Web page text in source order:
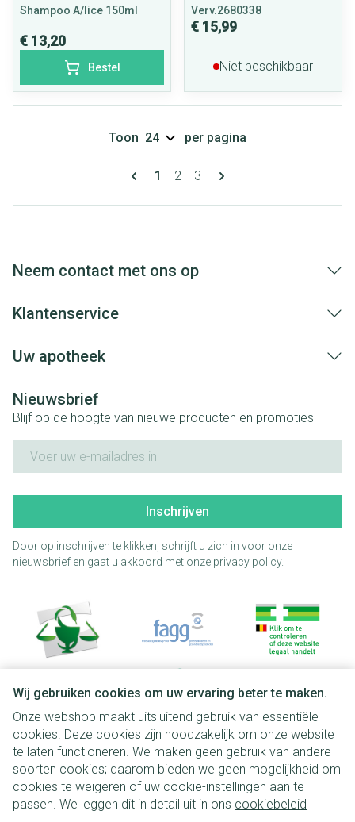
Wij gebruiken cookies om uw ervaring beter te maken.
Onze webshop maakt uitsluitend gebruik van essentiële
cookies. Deze cookies zijn noodzakelijk om onze website
te laten functioneren. We maken geen gebruik van andere
soorten cookies; daarom bieden we geen mogelijkheid om
cookies te weigeren of uw cookie-instellingen aan te
passen. We leggen dit in detail uit in ons cookiebeleid
Shampoo A/lice 150ml
€ 13,20
Bestel
Verv.2680338
€ 15,99
Niet beschikbaar
Pagina's
U lees momenteel pagina
1 Pagina
2 Pagina
3
Toon per pagina
Neem contact met ons op
Klantenservice
Uw apotheek
Nieuwsbrief
Blijf op de hoogte van nieuwe producten en promoties
Inschrijven
Door op inschrijven te klikken, schrijft u zich in voor onze
nieuwsbrief en gaat u akkoord met onze privacy policy.
Juridische links